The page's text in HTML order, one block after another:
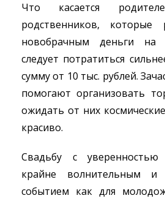
Что касается
родственников, которые
новобрачным деньги
следует потратиться
сумму от 10 тыс. рублей.
помогают организовать
ожидать от них
красиво.
Свадьбу с
крайне волнительным и
событием как для